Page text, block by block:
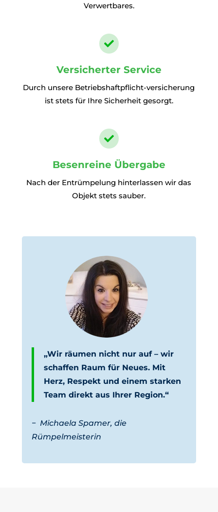
Verwertbares.

Versicherter Service
Durch unsere Betriebshaftpflicht-versicherung
ist stets für Ihre Sicherheit gesorgt.

Besenreine Übergabe
Nach der Entrümpelung hinterlassen wir das
Objekt stets sauber.
„Wir räumen nicht nur auf – wir
schaffen Raum für Neues. Mit
Herz, Respekt und einem starken
Team direkt aus Ihrer Region.“
− Michaela Spamer, die
Rümpelmeisterin